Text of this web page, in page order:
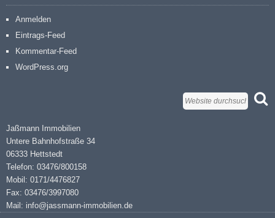
Anmelden
Eintrags-Feed
Kommentar-Feed
WordPress.org
Jaßmann Immobilien
Untere Bahnhofstraße 34
06333 Hettstedt
Telefon: 03476/800158
Mobil: 0171/4476827
Fax: 03476/3997080
Mail: info@jassmann-immobilien.de